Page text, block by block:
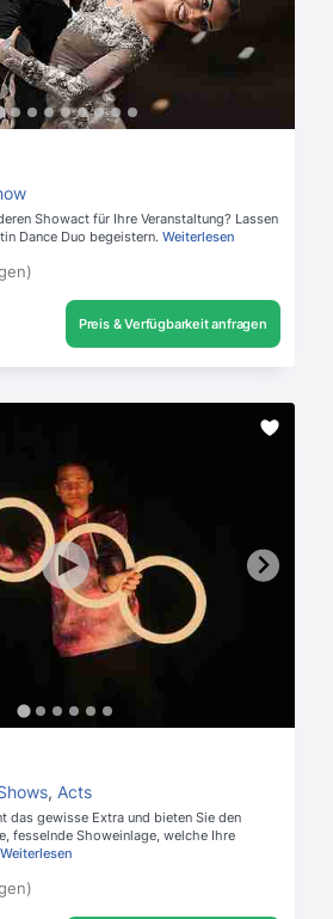
Showact für Ihre Veranstaltung? Lassen
Dance Duo begeistern. Weiterlesen
Preis & Verfügbarkeit anfragen
, Acts
das gewisse Extra und bieten Sie den
fesselnde Showeinlage, welche Ihre
Weiterlesen